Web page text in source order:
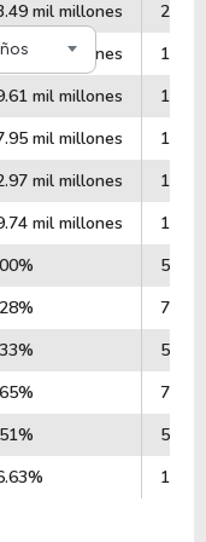
mil millones
mil millones
mil millones
mil millones
mil millones
mil millones